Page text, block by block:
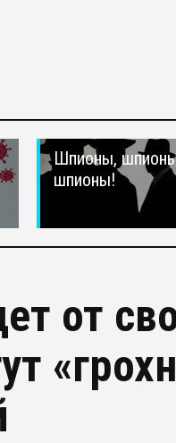
Шпионы,
шпионы!
от